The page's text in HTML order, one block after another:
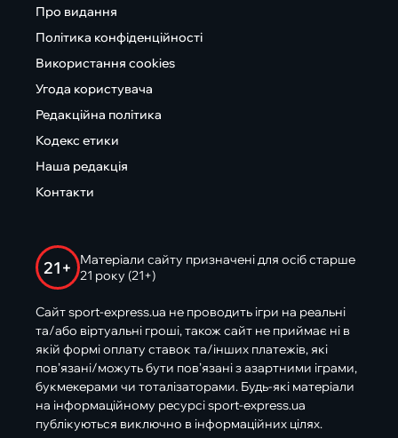
Про видання
Політика конфіденційності
Використання cookies
Угода користувача
Редакційна політика
Кодекс етики
Наша редакція
Контакти
21+
Матеріали сайту призначені для осіб старше
21 року (21+)
Сайт sport-express.ua не проводить ігри на реальні
та/або віртуальні гроші, також сайт не приймає ні в
якій формі оплату ставок та/інших платежів, які
пов’язані/можуть бути пов’язані з азартними іграми,
букмекерами чи тоталізаторами. Будь-які матеріали
на інформаційному ресурсі sport-express.ua
публікуються виключно в інформаційних цілях.